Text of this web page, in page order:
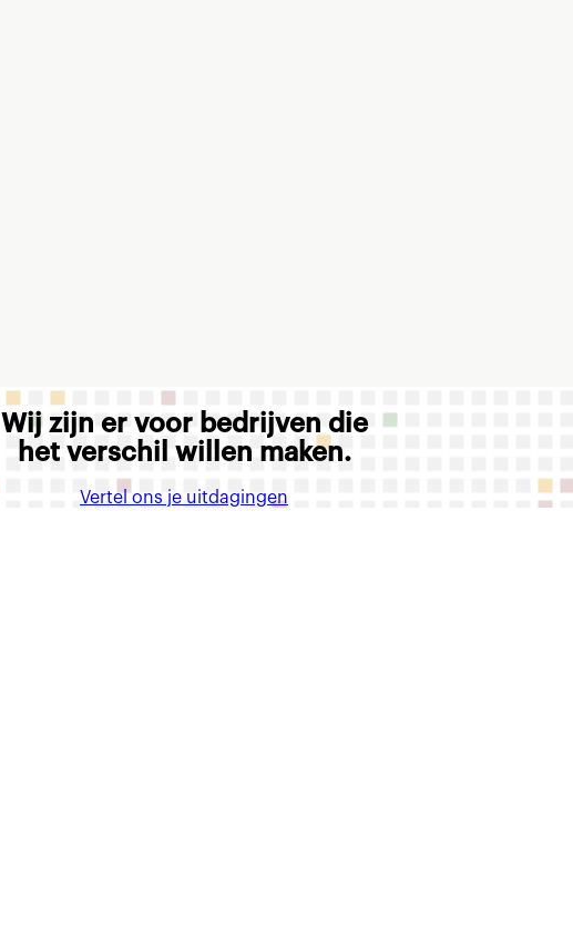
Wij zijn er voor bedrijven die
het verschil willen maken.
Vertel ons je uitdagingen